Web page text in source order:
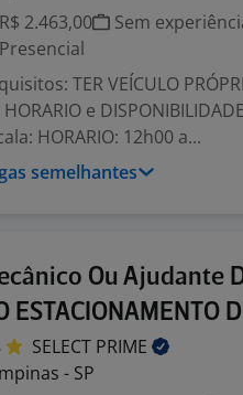
R$ 2.463,00
Sem
Presencial
TER VEÍCULO
HORARIO e
HORARIO: 12h00 a...
semelhantes
Ou Ajudante
ESTACIONAMENTO
SELECT PRIME
- SP